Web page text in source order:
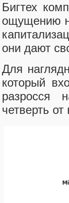
Бигтех
ощущению
они дают
Для
который
разросся
четверть от